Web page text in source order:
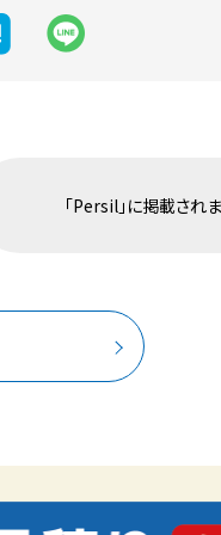
「Persil」に掲載され